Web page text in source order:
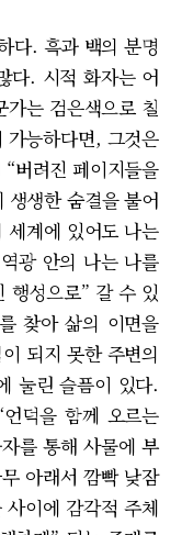
다. 흑과 백의 분명
다. 시적 화자는 어
는 검은색으로 칠
능하다면, 그것은
버려진 페이지들을
생한 숨결을 불어
세계에 있어도 나는
광 안의 나는 나를
행성으로” 갈 수 있
찾아 삶의 이면을
되지 못한 주변의
눌린 슬픔이 있다.
덕을 함께 오르는
를 통해 사물에 부
아래서 깜빡 낮잠
이에 감각적 주체